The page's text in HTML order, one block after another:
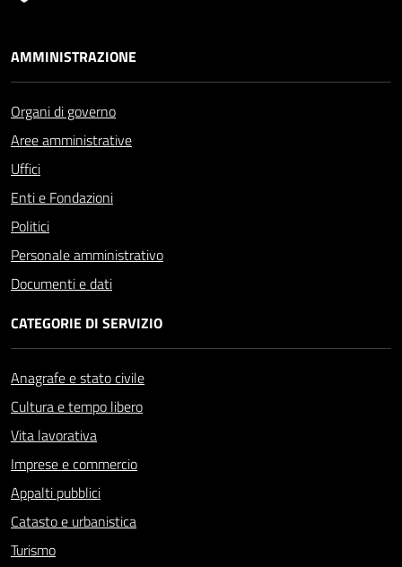
AMMINISTRAZIONE
Organi di governo
Aree amministrative
Uffici
Enti e Fondazioni
Politici
Personale amministrativo
Documenti e dati
CATEGORIE DI SERVIZIO
Anagrafe e stato civile
Cultura e tempo libero
Vita lavorativa
Imprese e commercio
Appalti pubblici
Catasto e urbanistica
Turismo